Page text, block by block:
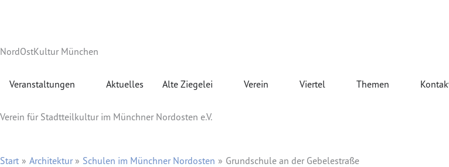
NordOstKultur München
Veranstaltungen Öffne Veranstaltungen
Aktuelles Alte Ziegelei Öffne Alte Ziegelei
Verein Öffne Verein
Viertel Öffne Viertel
Themen Öffne Themen
Verein für Stadtteilkultur im Münchner Nordosten e.V.
Start Architektur Schulen im Münchner Nordosten Grundschule an der Gebelestraße